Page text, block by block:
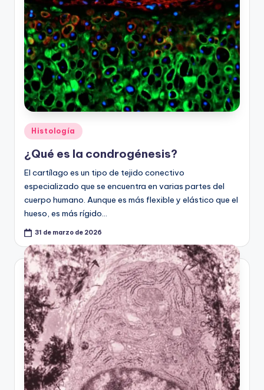
Publicado
en
Histología
¿Qué es la condrogénesis?
El cartílago es un tipo de tejido conectivo
especializado que se encuentra en varias partes del
cuerpo humano. Aunque es más flexible y elástico que el
hueso, es más rígido…
31 de marzo de 2026